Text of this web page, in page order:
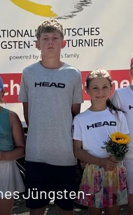
Jüngsten-